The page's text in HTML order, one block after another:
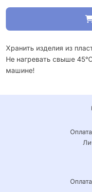
Хранить изделия из
Не нагревать свыше
машине!